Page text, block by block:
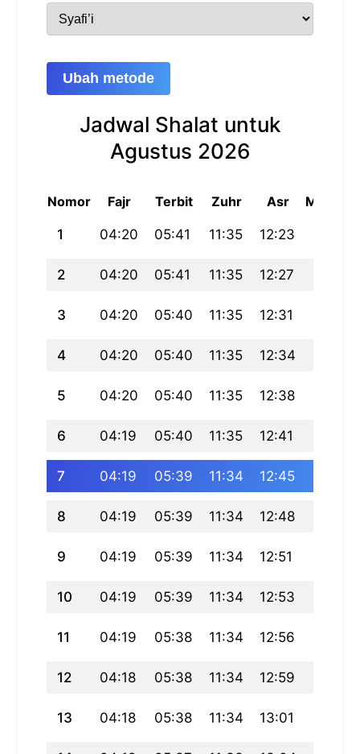
Ubah metode
Jadwal Shalat untuk
Agustus 2026
Nomor Fajr Terbit Zuhr Asr Maghrib
1 04:20 05:41 11:35 12:23
2 04:20 05:41 11:35 12:27
3 04:20 05:40 11:35 12:31
4 04:20 05:40 11:35 12:34
5 04:20 05:40 11:35 12:38
6 04:19 05:40 11:35 12:41
7 04:19 05:39 11:34 12:45
8 04:19 05:39 11:34 12:48
9 04:19 05:39 11:34 12:51
10 04:19 05:39 11:34 12:53
11 04:19 05:38 11:34 12:56
12 04:18 05:38 11:34 12:59
13 04:18 05:38 11:34 13:01